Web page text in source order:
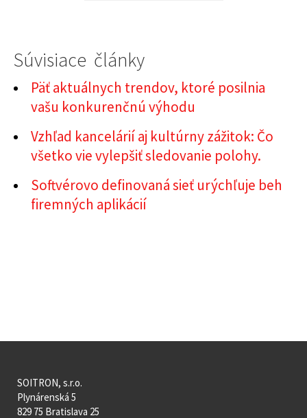
Súvisiace články
Päť aktuálnych trendov, ktoré posilnia
vašu konkurenčnú výhodu
Vzhľad kancelárií aj kultúrny zážitok: Čo
všetko vie vylepšiť sledovanie polohy.
Softvérovo definovaná sieť urýchľuje beh
firemných aplikácií
SOITRON, s.r.o.
Plynárenská 5
829 75 Bratislava 25